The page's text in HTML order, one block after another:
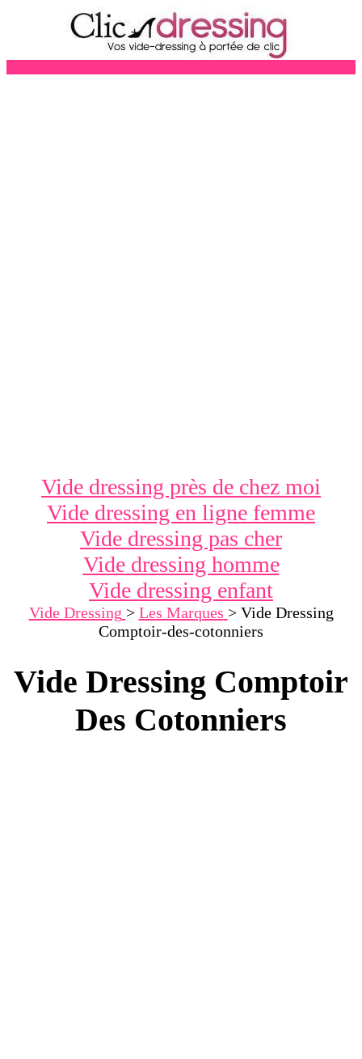
Vide dressing près de chez moi
Vide dressing en ligne femme
Vide dressing pas cher
Vide dressing homme
Vide dressing enfant
Vide Dressing > Les Marques > Vide Dressing
Comptoir-des-cotonniers
Vide Dressing Comptoir
Des Cotonniers